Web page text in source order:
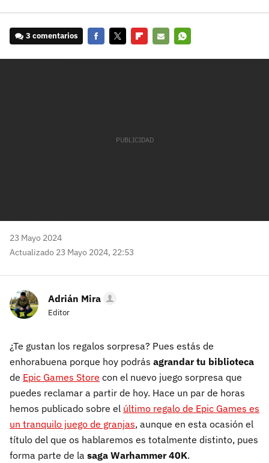
3 comentarios
23 Mayo 2024
Actualizado 23 Mayo 2024, 22:53
Adrián Mira
Editor
¿Te gustan los regalos sorpresa? Pues estás de
enhorabuena porque hoy podrás agrandar tu biblioteca
de Epic Games Store con el nuevo juego sorpresa que
puedes reclamar a partir de hoy. Hace un par de horas
hemos publicado sobre el último regalo de Epic Games es
un tranquilo juego de granjas, aunque en esta ocasión el
título del que os hablaremos es totalmente distinto, pues
forma parte de la saga Warhammer 40K.